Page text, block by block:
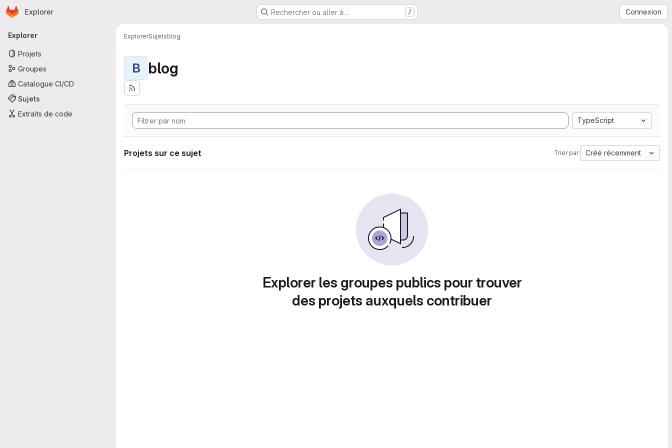
Passer au contenu principal
Page d'accueil
Explorer Rechercher ou aller à… / Connexion
Navigation principale
Explorer
Projets
Groupes
Catalogue CI/CD
Sujets
Extraits de code
ExplorerSujetsblog
B blog
TypeScript
Projets sur ce sujet Trier par: Créé récemment
Explorer les groupes publics pour trouver
des projets auxquels contribuer